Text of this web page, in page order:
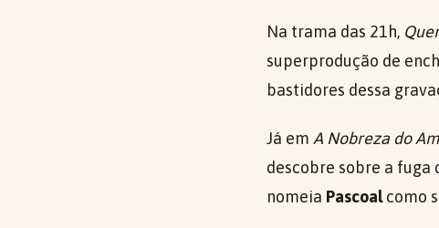
Na trama das 21h,
superprodução de
bastidores dessa
Já em A Nobreza do
descobre sobre a fuga
nomeia Pascoalcomo